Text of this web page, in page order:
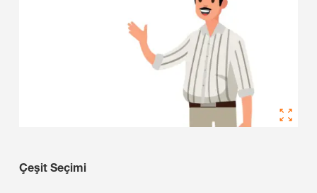
Çeşit Seçimi